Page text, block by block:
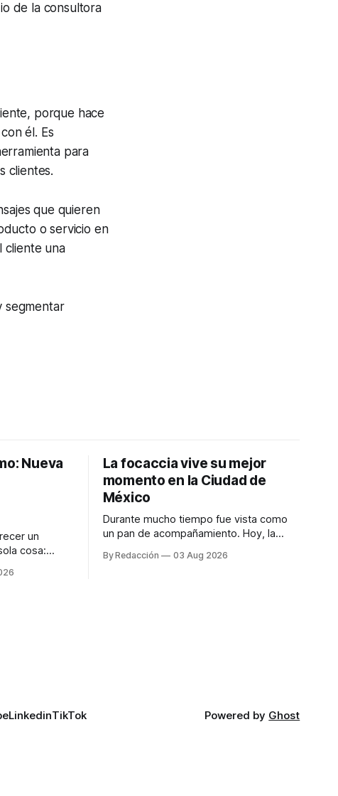
de la consultora
porque hace
él. Es
para
clientes.
que quieren
o servicio en
cliente una
segmentar
Nueva
un
cosa:
marketing
La focaccia vive su mejor
momento en la Ciudad de
México
Durante mucho tiempo fue vista como
un pan de acompañamiento. Hoy, la
platillos favoritos de quienes buscan
By Redacción 03 Aug 2026
LinkedinTikTok Powered by Ghost